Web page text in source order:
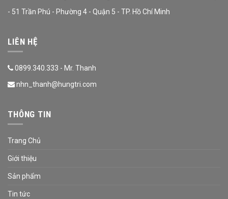
- 51 Trần Phú - Phường 4 - Quận 5 - TP. Hồ Chí Minh
LIÊN HỆ
0899.340.333 - Mr. Thanh
nhn_thanh@hungtri.com
THÔNG TIN
Trang Chủ
Giới thiệu
Sản phẩm
Tin tức